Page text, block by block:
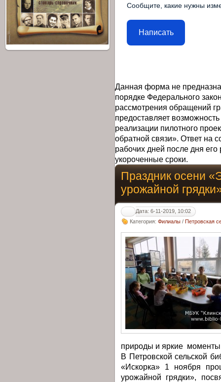
Сообщите, какие нужны
Написать
Данная форма не
порядке Федерального
рассмотрения обращений
предоставляет
реализации пилотного
обратной связи». Ответ на
рабочих дней после дня
укороченные сроки.
Праздник осени
урожайной
Дата: 6-11-2019, 10:02
Категория: Филиалы / Петровская
природы и яркие
В Петровской сельской
«Искорка» 1 ноября
урожайной грядки»,